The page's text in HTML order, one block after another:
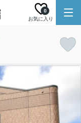
お気に入り
0